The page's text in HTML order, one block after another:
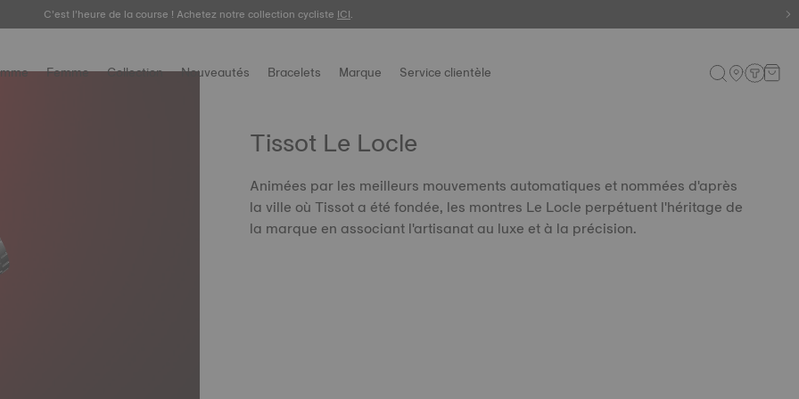
C’est l’heure de la course ! Achetez notre collection cycliste ICI.
Femme Collection Nouveautés Bracelets Marque Service clientèle
Tissot Le Locle
Animées par les meilleurs mouvements automatiques et nommées d'après
la ville où Tissot a été fondée, les montres Le Locle perpétuent l'héritage de
la marque en associant l'artisanat au luxe et à la précision.